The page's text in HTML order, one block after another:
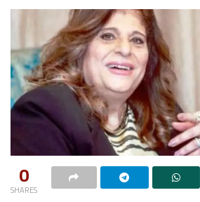
0
SHARES